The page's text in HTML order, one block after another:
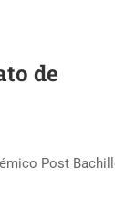
de
Post